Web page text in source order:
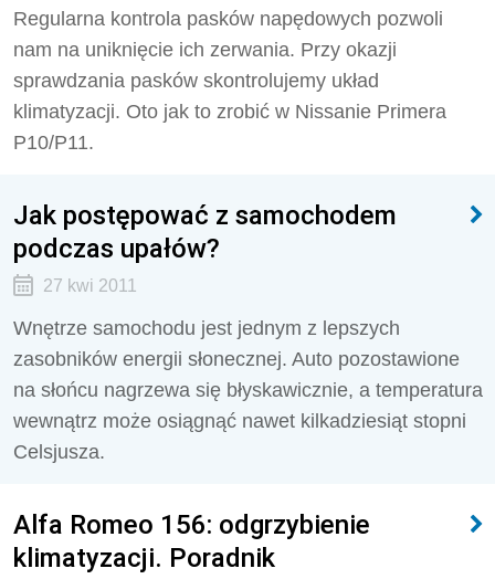
Regularna kontrola pasków napędowych pozwoli
nam na uniknięcie ich zerwania. Przy okazji
sprawdzania pasków skontrolujemy układ
klimatyzacji. Oto jak to zrobić w Nissanie Primera
P10/P11.
Jak postępować z samochodem
podczas upałów?
27 kwi 2011
Wnętrze samochodu jest jednym z lepszych
zasobników energii słonecznej. Auto pozostawione
na słońcu nagrzewa się błyskawicznie, a temperatura
wewnątrz może osiągnąć nawet kilkadziesiąt stopni
Celsjusza.
Alfa Romeo 156: odgrzybienie
klimatyzacji. Poradnik